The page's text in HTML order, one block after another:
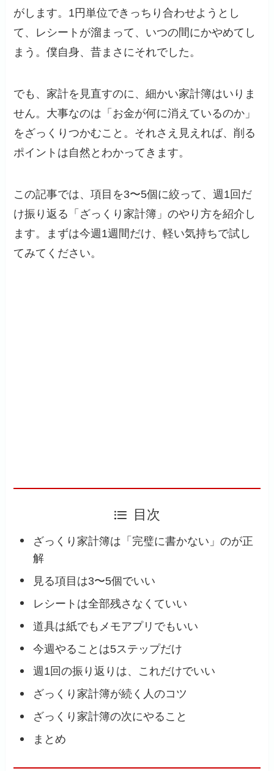
がします。1円単位できっちり合わせようとし
て、レシートが溜まって、いつの間にかやめてし
まう。僕自身、昔まさにそれでした。
でも、家計を見直すのに、細かい家計簿はいりま
せん。大事なのは「お金が何に消えているのか」
をざっくりつかむこと。それさえ見えれば、削る
ポイントは自然とわかってきます。
この記事では、項目を3〜5個に絞って、週1回だ
け振り返る「ざっくり家計簿」のやり方を紹介し
ます。まずは今週1週間だけ、軽い気持ちで試し
てみてください。
目次
ざっくり家計簿は「完璧に書かない」のが正
解
見る項目は3〜5個でいい
レシートは全部残さなくていい
道具は紙でもメモアプリでもいい
今週やることは5ステップだけ
週1回の振り返りは、これだけでいい
ざっくり家計簿が続く人のコツ
ざっくり家計簿の次にやること
まとめ